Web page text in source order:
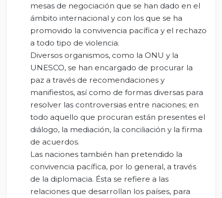
mesas de negociación que se han dado en el
ámbito internacional y con los que se ha
promovido la convivencia pacífica y el rechazo
a todo tipo de violencia.
Diversos organismos, como la ONU y la
UNESCO, se han encargado de procurar la
paz a través de recomendaciones y
manifiestos, así como de formas diversas para
resolver las controversias entre naciones; en
todo aquello que procuran están presentes el
diálogo, la mediación, la conciliación y la firma
de acuerdos.
Las naciones también han pretendido la
convivencia pacífica, por lo general, a través
de la diplomacia. Ésta se refiere a las
relaciones que desarrollan los países, para